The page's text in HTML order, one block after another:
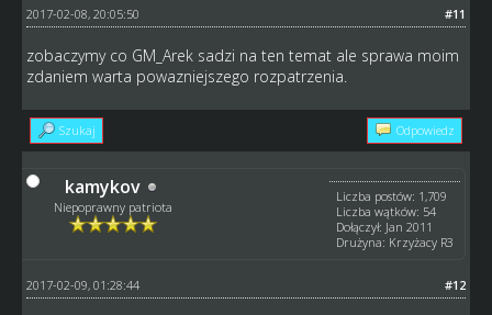
#11
2017-02-08, 20:05:50
zobaczymy co GM_Arek sadzi na ten temat ale sprawa moim
zdaniem warta powazniejszego rozpatrzenia.
Szukaj Odpowiedz
kamykov
Niepoprawny patriota
Liczba postów: 1,709
Liczba wątków: 54
Dołączył: Jan 2011
Drużyna: Krzyżacy R3
#12
2017-02-09, 01:28:44